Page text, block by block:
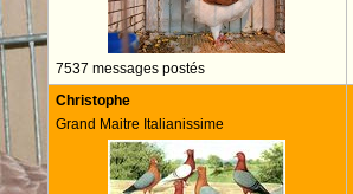
7537 messages postés
Christophe
Grand Maitre Italianissime